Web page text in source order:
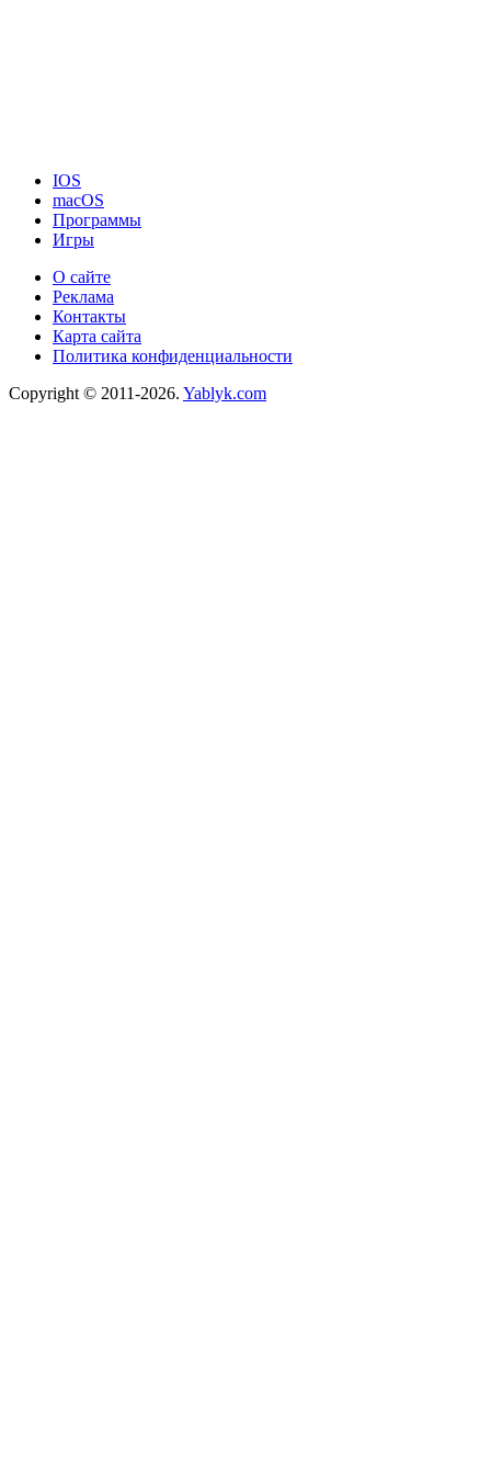
IOS
macOS
Программы
Игры
О сайте
Реклама
Контакты
Карта сайта
Политика конфиденциальности
Copyright © 2011-2026. Yablyk.сom